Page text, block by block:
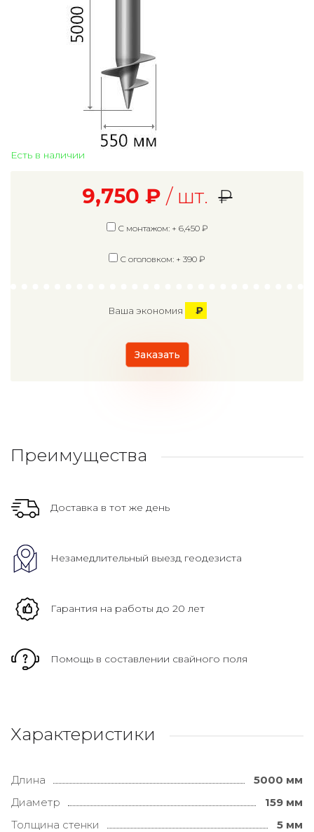
Есть в наличии
9,750 ₽ / шт. ₽
С монтажом: + 6,450₽
С оголовком: + 390 ₽
Ваша экономия ₽
Заказать
Преимущества
Доставка в тот же день
Незамедлительный выезд геодезиста
Гарантия на работы до 20 лет
Помощь в составлении свайного поля
Характеристики
Длина
5000 мм
Диаметр
159 мм
Толщина стенки
5 мм